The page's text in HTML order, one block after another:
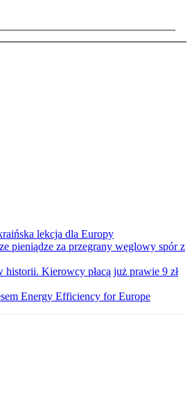
lekcja dla Europy
pieniądze za przegrany węglowy spór z
historii. Kierowcy płacą już prawie 9 zł
Energy Efficiency for Europe